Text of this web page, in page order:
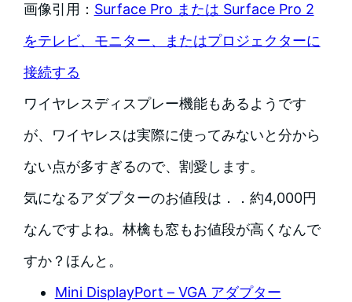
画像引用： Surface Pro または Surface Pro 2
をテレビ、モニター、またはプロジェクターに
接続する
ワイヤレスディスプレー機能もあるようです
が、ワイヤレスは実際に使ってみないと分から
ない点が多すぎるので、割愛します。
気になるアダプターのお値段は．．約4,000円
なんですよね。林檎も窓もお値段が高くなんで
すか？ほんと。
Mini DisplayPort – VGA アダプター